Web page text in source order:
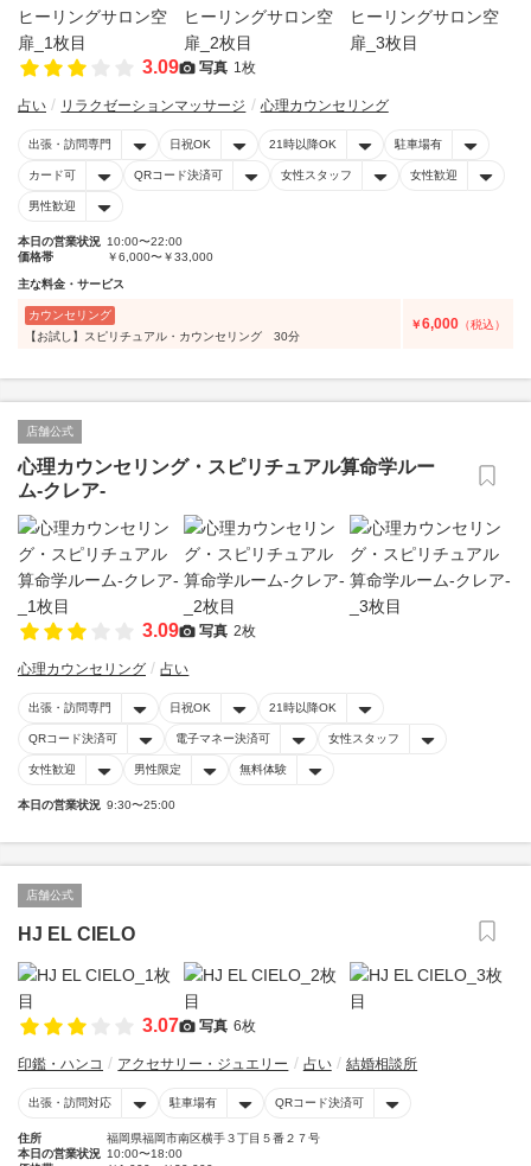
3.09 写真 1枚
占い リラクゼーションマッサージ 心理カウンセリング
出張・訪問専門 日祝OK 21時以降OK 駐車場有
カード可 QRコード決済可 女性スタッフ 女性歓迎
男性歓迎
本日の営業状況 10:00〜22:00
価格帯
￥6,000〜￥33,000
主な料金・サービス
カウンセリング
【お試し】スピリチュアル・カウンセリング 30分
￥6,000 （税込）
店舗公式
心理カウンセリング・スピリチュアル算命学ルー
ム-クレア-
3.09 写真 2枚
心理カウンセリング 占い
出張・訪問専門 日祝OK 21時以降OK
QRコード決済可 電子マネー決済可 女性スタッフ
女性歓迎 男性限定 無料体験
本日の営業状況 9:30〜25:00
店舗公式
HJ EL CIELO
3.07 写真 6枚
印鑑・ハンコ アクセサリー・ジュエリー 占い 結婚相談所
出張・訪問対応 駐車場有 QRコード決済可
住所
福岡県福岡市南区横手３丁目５番２７号
本日の営業状況 10:00〜18:00